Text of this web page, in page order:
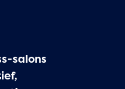
salons